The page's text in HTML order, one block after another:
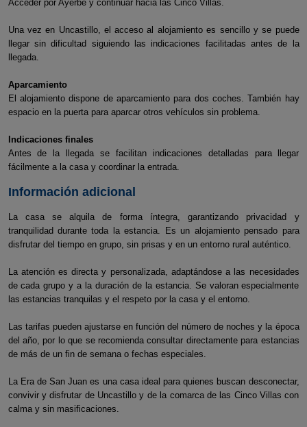
Acceder por Ayerbe y continuar hacia las Cinco Villas.
Una vez en Uncastillo, el acceso al alojamiento es sencillo y se puede
llegar sin dificultad siguiendo las indicaciones facilitadas antes de la
llegada.
Aparcamiento
El alojamiento dispone de aparcamiento para dos coches. También hay
espacio en la puerta para aparcar otros vehículos sin problema.
Indicaciones finales
Antes de la llegada se facilitan indicaciones detalladas para llegar
fácilmente a la casa y coordinar la entrada.
Información adicional
La casa se alquila de forma íntegra, garantizando privacidad y
tranquilidad durante toda la estancia. Es un alojamiento pensado para
disfrutar del tiempo en grupo, sin prisas y en un entorno rural auténtico.
La atención es directa y personalizada, adaptándose a las necesidades
de cada grupo y a la duración de la estancia. Se valoran especialmente
las estancias tranquilas y el respeto por la casa y el entorno.
Las tarifas pueden ajustarse en función del número de noches y la época
del año, por lo que se recomienda consultar directamente para estancias
de más de un fin de semana o fechas especiales.
La Era de San Juan es una casa ideal para quienes buscan desconectar,
convivir y disfrutar de Uncastillo y de la comarca de las Cinco Villas con
calma y sin masificaciones.